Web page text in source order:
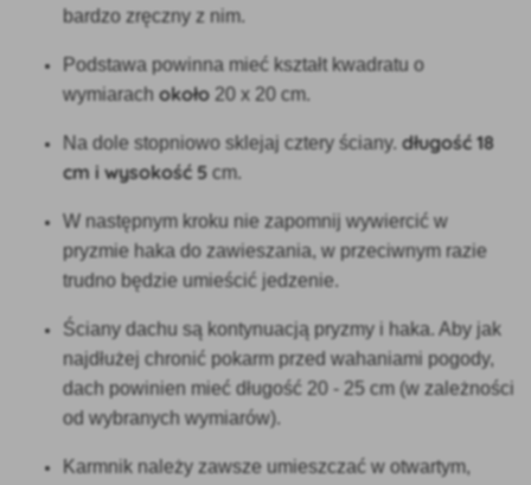
bardzo zręczny z nim.
Podstawa powinna mieć kształt kwadratu o
wymiarachokoło 20 x 20 cm.
Na dole stopniowo sklejaj cztery ściany.długość 18
cm i wysokość 5 cm.
W następnym kroku nie zapomnij wywiercić w
pryzmie haka do zawieszania, w przeciwnym razie
trudno będzie umieścić jedzenie.
Ściany dachu są kontynuacją pryzmy i haka. Aby jak
najdłużej chronić pokarm przed wahaniami pogody,
dach powinien mieć długość 20 - 25 cm (w zależności
od wybranych wymiarów).
Karmnik należy zawsze umieszczać w otwartym,